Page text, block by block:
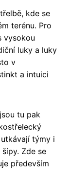
kde se
terénu. Pro
vysokou
luky a luky
v
a intuici
tu pak
týmy i
Zde se
především